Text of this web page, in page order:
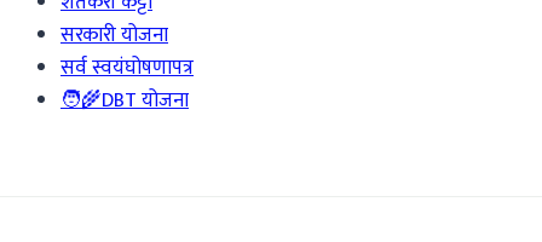
सरकारी योजना
सर्व स्वयंघोषणापत्र
🧑‍🌾DBT योजना